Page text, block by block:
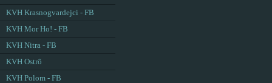
KVH Krasnogvardejci - FB
KVH Mor Ho! - FB
KVH Nitra - FB
KVH Ostrô
KVH Polom - FB